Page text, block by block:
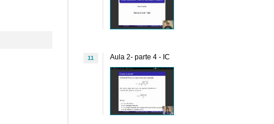
11 Aula 2- parte 4 - IC